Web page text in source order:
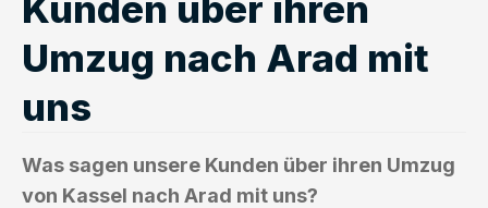
Umzug nach Arad mit
uns
Was sagen unsere Kunden über ihren Umzug
von Kassel nach Arad mit uns?